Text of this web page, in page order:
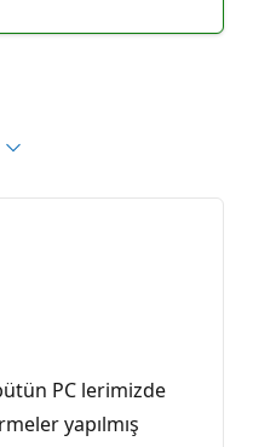
PC lerimizde
yapılmış